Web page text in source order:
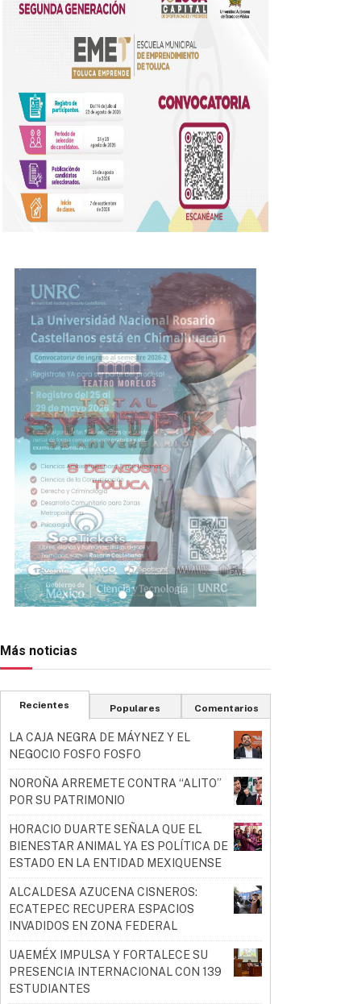
Más noticias
Recientes Populares Comentarios
LA CAJA NEGRA DE MÁYNEZ Y EL
NEGOCIO FOSFO FOSFO
NOROÑA ARREMETE CONTRA “ALITO”
POR SU PATRIMONIO
HORACIO DUARTE SEÑALA QUE EL
BIENESTAR ANIMAL YA ES POLÍTICA DE
ESTADO EN LA ENTIDAD MEXIQUENSE
ALCALDESA AZUCENA CISNEROS:
ECATEPEC RECUPERA ESPACIOS
INVADIDOS EN ZONA FEDERAL
UAEMÉX IMPULSA Y FORTALECE SU
PRESENCIA INTERNACIONAL CON 139
ESTUDIANTES